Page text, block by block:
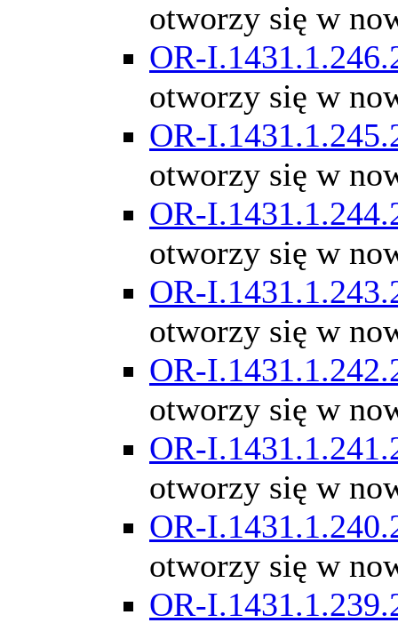
otworzy się w
OR-
otworzy się w
OR-
otworzy się w
OR-
otworzy się w
OR-
otworzy się w
OR-
otworzy się w
OR-
otworzy się w
OR-
otworzy się w
OR-